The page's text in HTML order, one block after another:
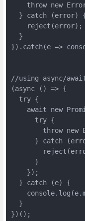
throw new
} catch (error)
    reject(error);
  }
}).catch(e =>
//using async/
(async () => {
  try {
await new
      try {
throw new
} catch
      }
    });
  } catch (e) {
  }
})();